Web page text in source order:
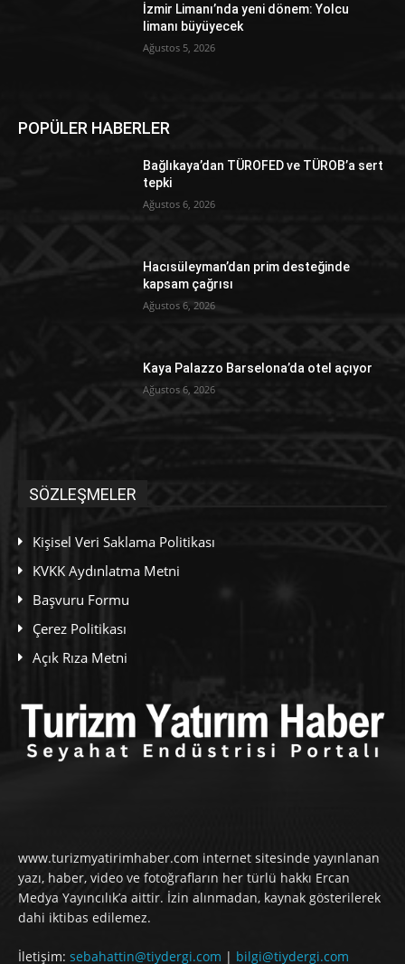
İzmir Limanı’nda yeni dönem: Yolcu
limanı büyüyecek
Ağustos 5, 2026
POPÜLER HABERLER
Bağlıkaya’dan TÜROFED ve TÜROB’a sert
tepki
Ağustos 6, 2026
Hacısüleyman’dan prim desteğinde
kapsam çağrısı
Ağustos 6, 2026
Kaya Palazzo Barselona’da otel açıyor
Ağustos 6, 2026
SÖZLEŞMELER
Kişisel Veri Saklama Politikası
KVKK Aydınlatma Metni
Başvuru Formu
Çerez Politikası
Açık Rıza Metni
www.turizmyatirimhaber.com internet sitesinde yayınlanan
yazı, haber, video ve fotoğrafların her türlü hakkı Ercan
Medya Yayıncılık’a aittir. İzin alınmadan, kaynak gösterilerek
dahi iktibas edilemez.
İletişim: sebahattin@tiydergi.com | bilgi@tiydergi.com